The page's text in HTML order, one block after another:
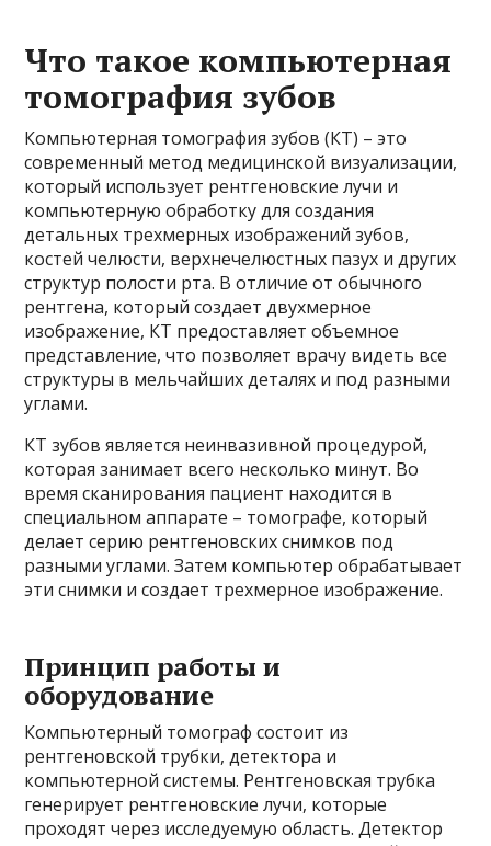
Что такое компьютерная
томография зубов
Компьютерная томография зубов (КТ) – это
современный метод медицинской визуализации,
который использует рентгеновские лучи и
компьютерную обработку для создания
детальных трехмерных изображений зубов,
костей челюсти, верхнечелюстных пазух и других
структур полости рта. В отличие от обычного
рентгена, который создает двухмерное
изображение, КТ предоставляет объемное
представление, что позволяет врачу видеть все
структуры в мельчайших деталях и под разными
углами.
КТ зубов является неинвазивной процедурой,
которая занимает всего несколько минут. Во
время сканирования пациент находится в
специальном аппарате – томографе, который
делает серию рентгеновских снимков под
разными углами. Затем компьютер обрабатывает
эти снимки и создает трехмерное изображение.
Принцип работы и
оборудование
Компьютерный томограф состоит из
рентгеновской трубки, детектора и
компьютерной системы. Рентгеновская трубка
генерирует рентгеновские лучи, которые
проходят через исследуемую область. Детектор